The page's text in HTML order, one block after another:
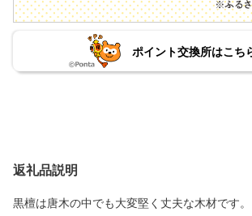
ポイント交換所はこち
返礼品説明
黒檀は唐木の中でも大変堅く丈夫な木材です。